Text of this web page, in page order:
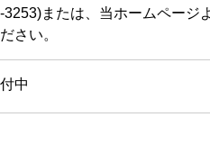
または、当ホームページ
さい。
中